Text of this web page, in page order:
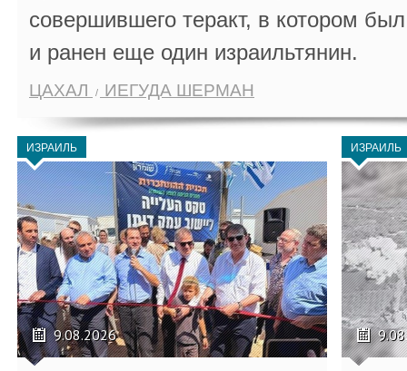
совершившего теракт, в котором
и ранен еще один израильтянин.
ЦАХАЛ ИЕГУДА ШЕРМАН
ИЗРАИЛЬ
9.08.2026
ИЗРАИЛЬ